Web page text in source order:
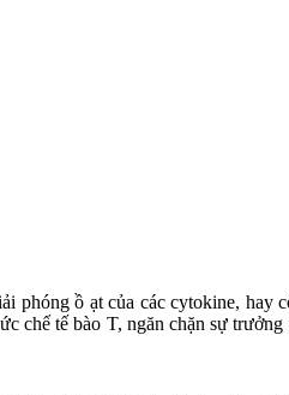
phóng ồ ạt của các cytokine, hay
chế tế bào T, ngăn chặn sự